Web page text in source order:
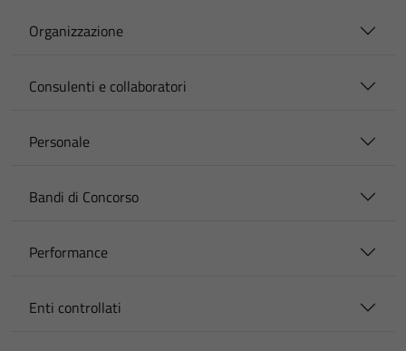
Organizzazione
Consulenti e collaboratori
Personale
Bandi di Concorso
Performance
Enti controllati